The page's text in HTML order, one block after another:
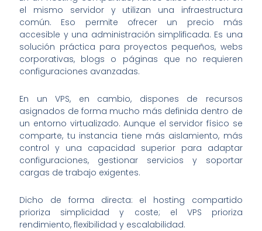
el mismo servidor y utilizan una infraestructura
común. Eso permite ofrecer un precio más
accesible y una administración simplificada. Es una
solución práctica para proyectos pequeños, webs
corporativas, blogs o páginas que no requieren
configuraciones avanzadas.
En un VPS, en cambio, dispones de recursos
asignados de forma mucho más definida dentro de
un entorno virtualizado. Aunque el servidor físico se
comparte, tu instancia tiene más aislamiento, más
control y una capacidad superior para adaptar
configuraciones, gestionar servicios y soportar
cargas de trabajo exigentes.
Dicho de forma directa: el hosting compartido
prioriza simplicidad y coste; el VPS prioriza
rendimiento, flexibilidad y escalabilidad.